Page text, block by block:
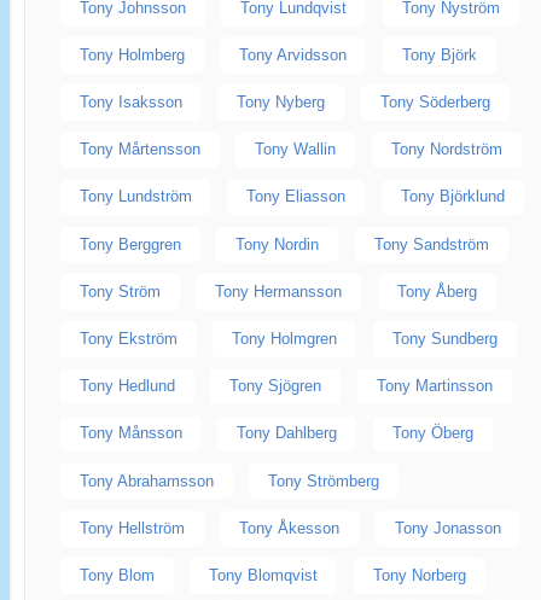
Tony Johnsson Tony Lundqvist Tony Nyström
Tony Holmberg Tony Arvidsson Tony Björk
Tony Isaksson Tony Nyberg Tony Söderberg
Tony Mårtensson Tony Wallin Tony Nordström
Tony Lundström Tony Eliasson Tony Björklund
Tony Berggren Tony Nordin Tony Sandström
Tony Ström Tony Hermansson Tony Åberg
Tony Ekström Tony Holmgren Tony Sundberg
Tony Hedlund Tony Sjögren Tony Martinsson
Tony Månsson Tony Dahlberg Tony Öberg
Tony Abrahamsson Tony Strömberg
Tony Hellström Tony Åkesson Tony Jonasson
Tony Blom Tony Blomqvist Tony Norberg